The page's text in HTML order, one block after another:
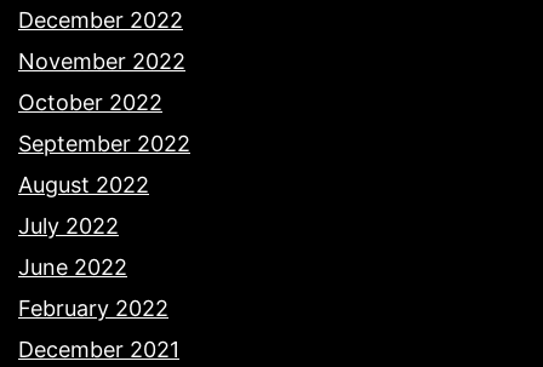
December 2022
November 2022
October 2022
September 2022
August 2022
July 2022
June 2022
February 2022
December 2021